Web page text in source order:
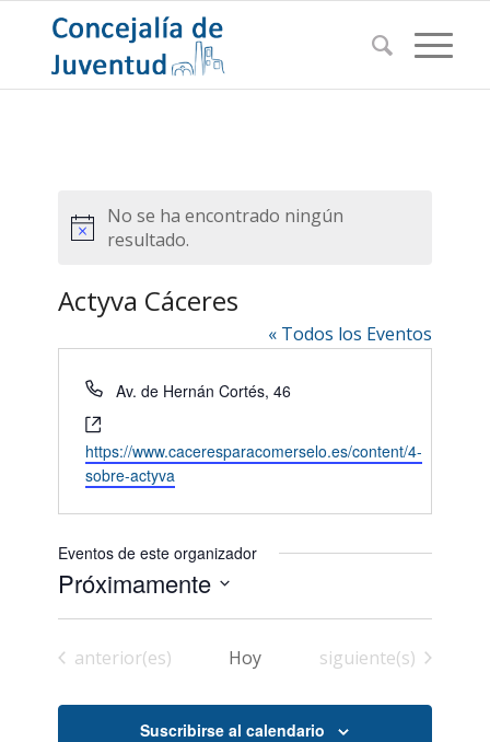
Aviso
No se ha encontrado ningún
resultado.
Actyva Cáceres
« Todos los Eventos
Teléfono
Av. de Hernán Cortés, 46
https://www.caceresparacomerselo.es/content/4-
sobre-actyva
Eventos de este organizador
Próximamente
Seleccionar
Eventos
anterior(es) Hoy Eventos
siguiente(s)
Suscribirse al calendario